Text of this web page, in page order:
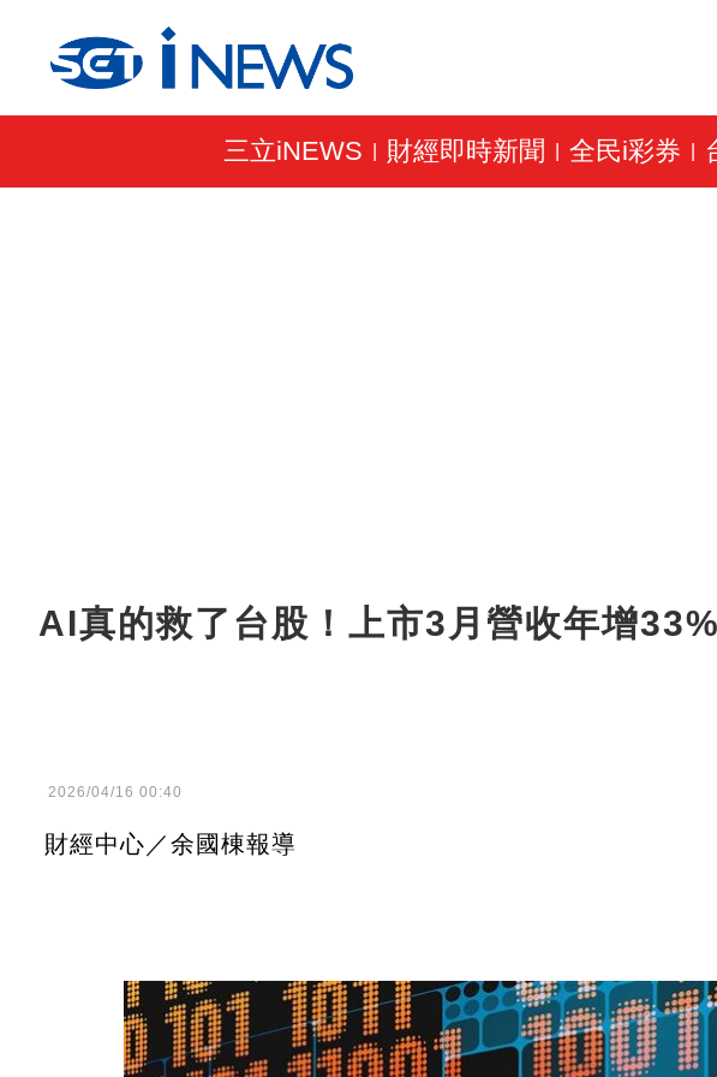
三立iNEWS 財經即時新聞 全民i彩券
AI真的救了台股！上市3月營收年增
2026/04/16 00:40
財經中心／余國棟報導